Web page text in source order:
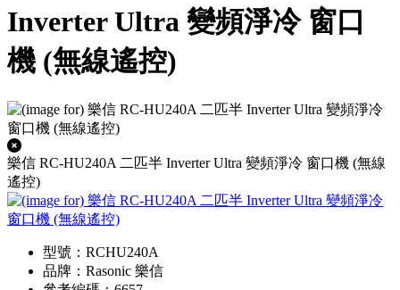
Inverter Ultra 變頻淨冷 窗口
機 (無線遙控)
樂信 RC-HU240A 二匹半 Inverter Ultra 變頻淨冷 窗口機 (無線
遙控)
型號：RCHU240A
品牌：Rasonic 樂信